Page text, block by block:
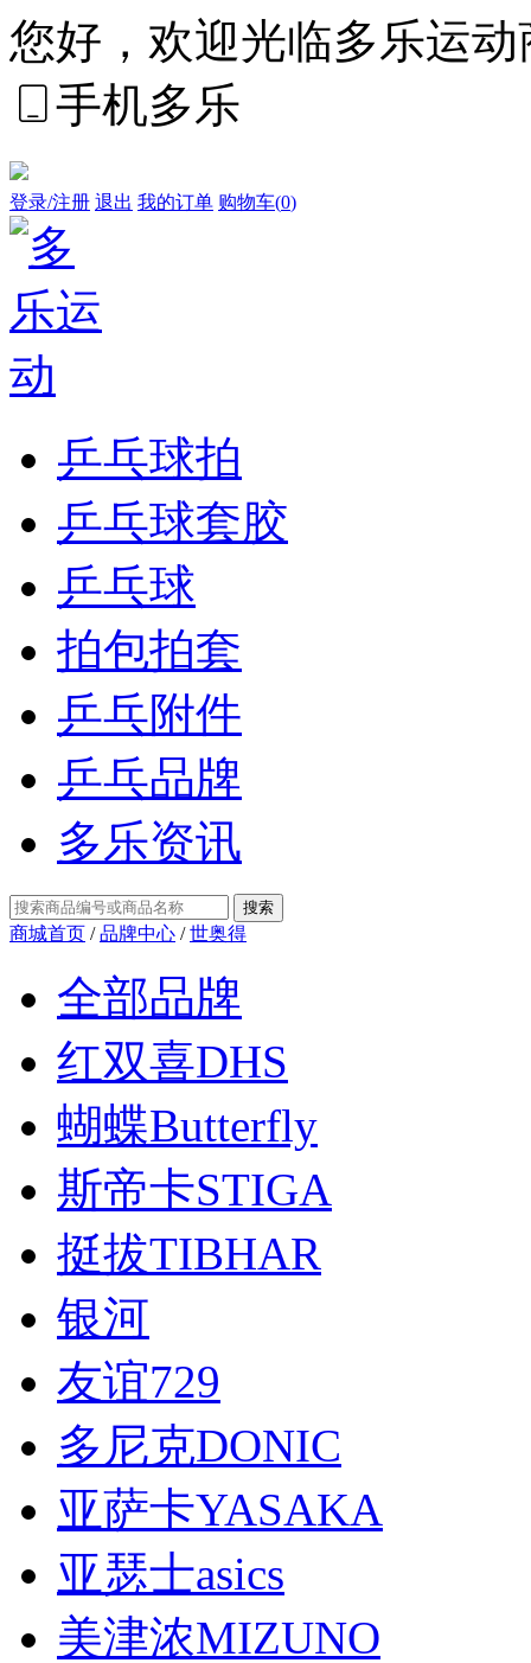
您好，欢迎光临多乐运动
手机多乐
登录/注册 退出 我的订单 购物车(0)
乒乓球拍
乒乓球套胶
乒乓球
拍包拍套
乒乓附件
乒乓品牌
多乐资讯
商城首页 /品牌中心 /世奥得
全部品牌
红双喜DHS
蝴蝶Butterfly
斯帝卡STIGA
挺拔TIBHAR
银河
友谊729
多尼克DONIC
亚萨卡YASAKA
亚瑟士asics
美津浓MIZUNO